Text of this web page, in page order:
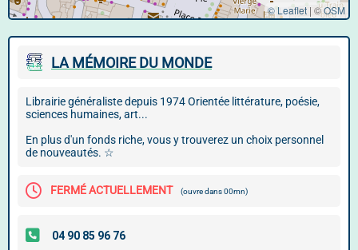
© Leaflet | ©OSM
LA MÉMOIRE DU MONDE
Librairie généraliste depuis 1974 Orientée littérature, poésie,
sciences humaines, art...
En plus d'un fonds riche, vous y trouverez un choix personnel
de nouveautés. ☆
FERMÉ ACTUELLEMENT (ouvre dans 00mn)